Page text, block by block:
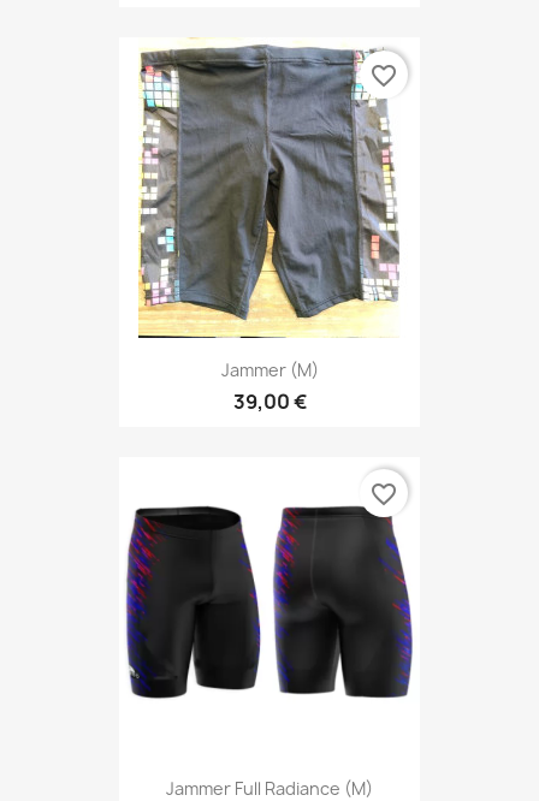
Jammer (M)
39,00 €
favorite_border
Jammer Full Radiance (M)
favorite_border